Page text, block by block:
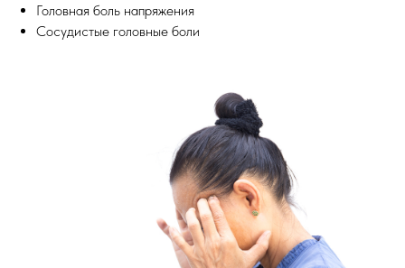
Головная боль напряжения
Сосудистые головные боли